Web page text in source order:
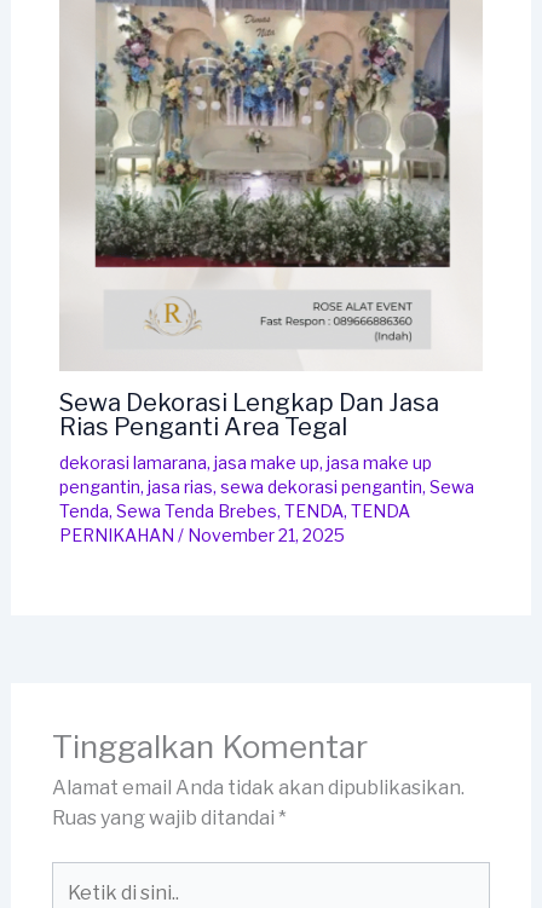
Sewa Dekorasi Lengkap Dan Jasa
Rias Penganti Area Tegal
dekorasi lamarana, jasa make up, jasa make up
pengantin, jasa rias, sewa dekorasi pengantin, Sewa
Tenda, Sewa Tenda Brebes, TENDA, TENDA
PERNIKAHAN / November 21, 2025
Tinggalkan Komentar
Alamat email Anda tidak akan dipublikasikan.
Ruas yang wajib ditandai *